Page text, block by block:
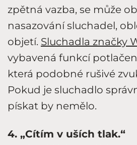
zpětná vazba, se může
nasazování sluchadel,
objetí. Sluchadla značky
vybavená funkcí
která podobné rušivé
Pokud je sluchadlo
pískat by nemělo.
4. „Cítím v uších tlak.“